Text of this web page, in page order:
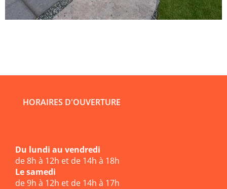
HORAIRES D'OUVERTURE
Du lundi au vendredi
de 8h à 12h et de 14h à 18h
Le samedi
de 9h à 12h et de 14h à 17h